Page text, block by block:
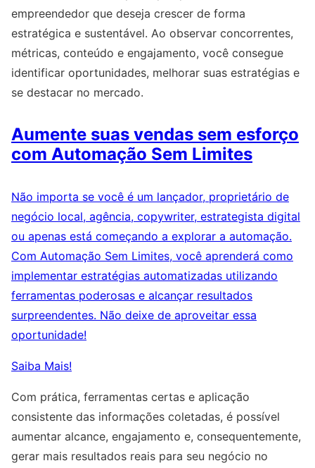
empreendedor que deseja crescer de forma
estratégica e sustentável. Ao observar concorrentes,
métricas, conteúdo e engajamento, você consegue
identificar oportunidades, melhorar suas estratégias e
se destacar no mercado.
Aumente suas vendas sem esforço
com Automação Sem Limites
Não importa se você é um lançador, proprietário de
negócio local, agência, copywriter, estrategista digital
ou apenas está começando a explorar a automação.
Com Automação Sem Limites, você aprenderá como
implementar estratégias automatizadas utilizando
ferramentas poderosas e alcançar resultados
surpreendentes. Não deixe de aproveitar essa
oportunidade!
Saiba Mais!
Com prática, ferramentas certas e aplicação
consistente das informações coletadas, é possível
aumentar alcance, engajamento e, consequentemente,
gerar mais resultados reais para seu negócio no